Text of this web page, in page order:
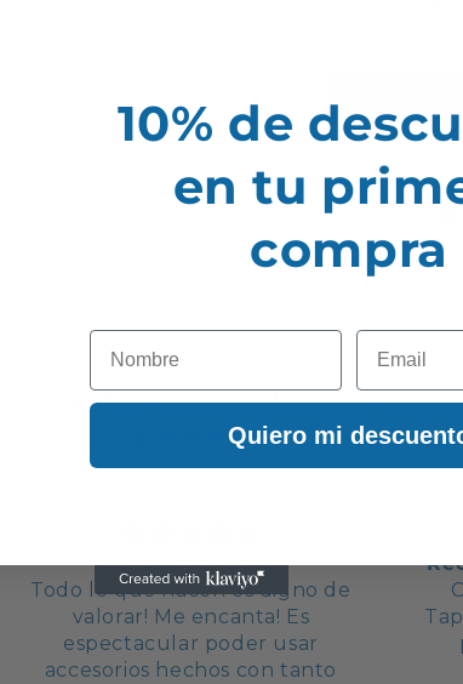
-
Azul
con
cadena
Lo que dicen las Sabinistas:
de 7 reseñas
Artesanía 100%
Todo lo que hacen es digno de
valorar! Me encanta! Es
espectacular poder usar
accesorios hechos con tanto
10% de
en tu
compra
Nombre Email
Quiero mi